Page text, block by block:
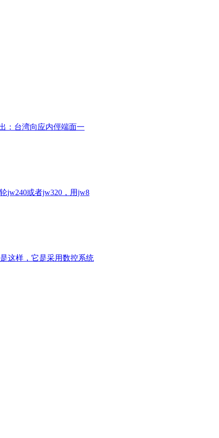
：台湾向应内俓端面一
jw240或者jw320，用jw8
这样，它是采用数控系统